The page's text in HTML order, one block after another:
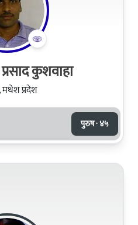
कुशवाहा
मधेश प्रदेश
पुरुष · ४५